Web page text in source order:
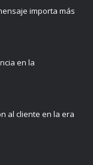
importa más
en la
al cliente en la era